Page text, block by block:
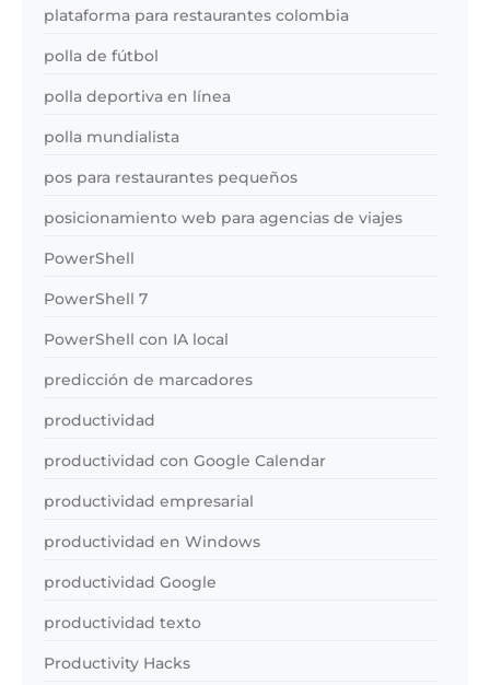
plataforma para restaurantes colombia
polla de fútbol
polla deportiva en línea
polla mundialista
pos para restaurantes pequeños
posicionamiento web para agencias de viajes
PowerShell
PowerShell 7
PowerShell con IA local
predicción de marcadores
productividad
productividad con Google Calendar
productividad empresarial
productividad en Windows
productividad Google
productividad texto
Productivity Hacks